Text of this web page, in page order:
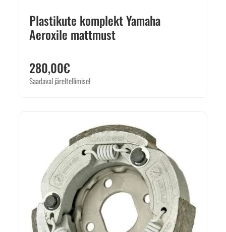
Plastikute komplekt Yamaha
Aeroxile mattmust
280,00€
Saadaval järeltellimisel